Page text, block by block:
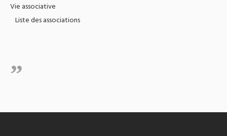
Vie associative
Liste des associations